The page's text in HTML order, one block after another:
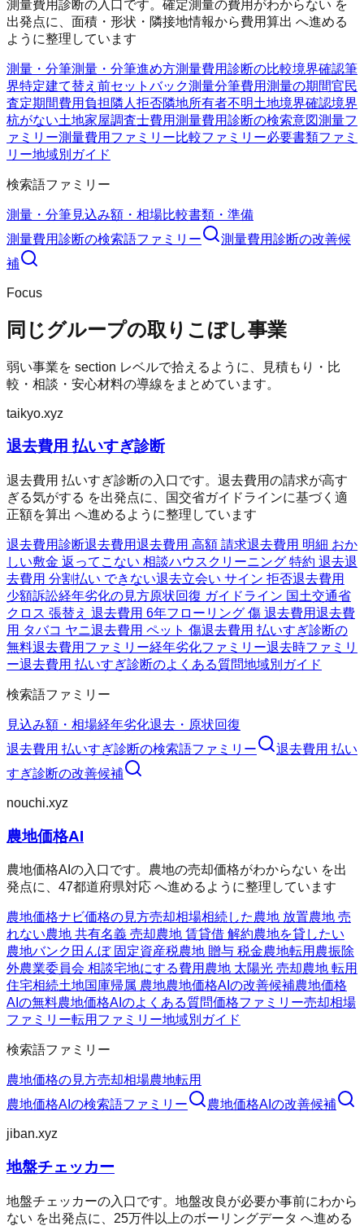
測量費用診断の入口です。確定測量の費用がわからない を
出発点に、面積・形状・隣接地情報から費用算出 へ進める
ように整理しています
測量・分筆測量・分筆進め方測量費用診断の比較境界確認筆
界特定建て替え前セットバック測量分筆費用測量の期間官民
査定期間費用負担 隣人拒否隣地所有者不明土地境界確認境界
杭がない土地家屋調査士費用測量費用診断の検索意図測量フ
ァミリー測量費用ファミリー比較ファミリー必要書類ファミ
リー地域別ガイド
検索語ファミリー
測量・分筆見込み額・相場比較書類・準備
測量費用診断の検索語ファミリー 測量費用診断の改善候
補
Focus
同じグループの取りこぼし事業
弱い事業を section レベルで拾えるように、見積もり・比
較・相談・安心材料の導線をまとめています。
taikyo.xyz
退去費用 払いすぎ診断
退去費用 払いすぎ診断の入口です。退去費用の請求が高す
ぎる気がする を出発点に、国交省ガイドラインに基づく適
正額を算出 へ進めるように整理しています
退去費用診断退去費用退去費用 高額 請求退去費用 明細 おか
しい敷金 返ってこない 相談ハウスクリーニング 特約 退去退
去費用 分割払い できない退去立会い サイン 拒否退去費用
少額訴訟経年劣化の見方原状回復 ガイドライン 国土交通省
クロス 張替え 退去費用 6年フローリング 傷 退去費用退去費
用 タバコ ヤニ退去費用 ペット 傷退去費用 払いすぎ診断の
無料退去費用ファミリー経年劣化ファミリー退去時ファミリ
ー退去費用 払いすぎ診断のよくある質問地域別ガイド
検索語ファミリー
見込み額・相場経年劣化退去・原状回復
退去費用 払いすぎ診断の検索語ファミリー
退去費用 払い
すぎ診断の改善候補
nouchi.xyz
農地価格AI
農地価格AIの入口です。農地の売却価格がわからない を出
発点に、47都道府県対応 へ進めるように整理しています
農地価格ナビ価格の見方売却相場相続した農地 放置農地 売
れない農地 共有名義 売却農地 賃貸借 解約農地を貸したい
農地バンク 田んぼ 固定資産税農地 贈与 税金農地転用 農振除
外農業委員会 相談宅地にする費用 農地 太陽光 売却農地 転用
住宅相続土地国庫帰属 農地農地価格AIの改善候補農地価格
AIの無料農地価格AIのよくある質問価格ファミリー売却相場
ファミリー転用ファミリー地域別ガイド
検索語ファミリー
農地価格の見方売却相場農地転用
農地価格AI の検索語ファミリー 農地価格AI の改善候補
jiban.xyz
地盤チェッカー
地盤チェッカーの入口です。地盤改良が必要か事前にわから
ない を出発点に、25万件以上のボーリングデータ へ進める